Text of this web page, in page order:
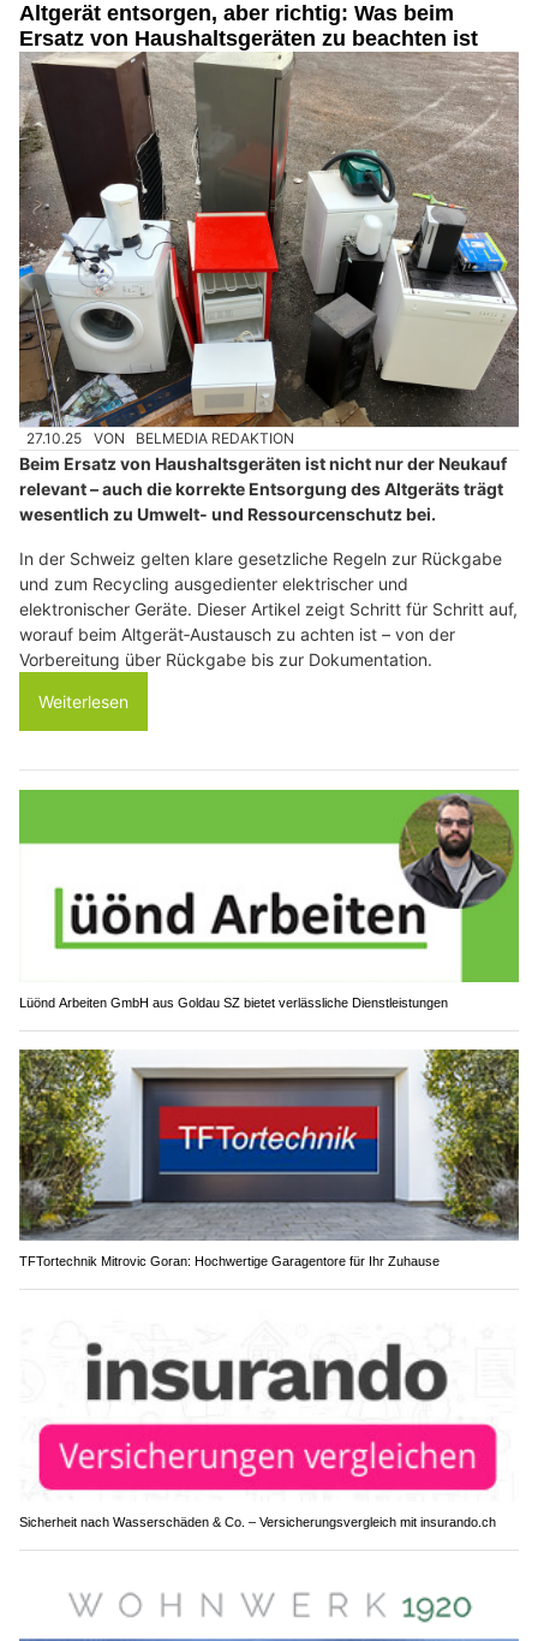
Altgerät entsorgen, aber richtig: Was beim
Ersatz von Haushaltsgeräten zu beachten ist
27.10.25 VON BELMEDIA REDAKTION
Beim Ersatz von Haushaltsgeräten ist nicht nur der Neukauf
relevant – auch die korrekte Entsorgung des Altgeräts trägt
wesentlich zu Umwelt‑ und Ressourcenschutz bei.
In der Schweiz gelten klare gesetzliche Regeln zur Rückgabe
und zum Recycling ausgedienter elektrischer und
elektronischer Geräte. Dieser Artikel zeigt Schritt für Schritt auf,
worauf beim Altgerät‑Austausch zu achten ist – von der
Vorbereitung über Rückgabe bis zur Dokumentation.
Weiterlesen
Lüönd Arbeiten GmbH aus Goldau SZ bietet verlässliche Dienstleistungen
TFTortechnik Mitrovic Goran: Hochwertige Garagentore für Ihr Zuhause
Sicherheit nach Wasserschäden & Co. – Versicherungsvergleich mit insurando.ch